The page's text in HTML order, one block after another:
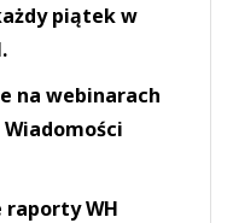
piątek w
na webinarach
raporty WH